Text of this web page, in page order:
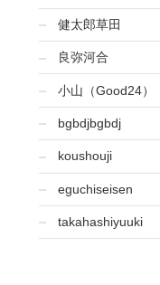
健太郎草田
良弥河合
小山（Good24）
bgbdjbgbdj
koushouji
eguchiseisen
takahashiyuuki